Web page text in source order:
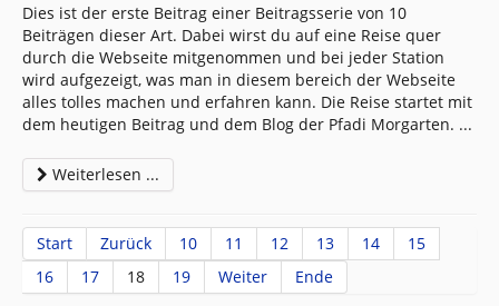
Dies ist der erste Beitrag einer Beitragsserie von 10
Beiträgen dieser Art. Dabei wirst du auf eine Reise quer
durch die Webseite mitgenommen und bei jeder Station
wird aufgezeigt, was man in diesem bereich der Webseite
alles tolles machen und erfahren kann. Die Reise startet mit
dem heutigen Beitrag und dem Blog der Pfadi Morgarten. ...
Weiterlesen ...
Start Zurück 10 11 12 13 14
15
16
17 18 19 Weiter Ende